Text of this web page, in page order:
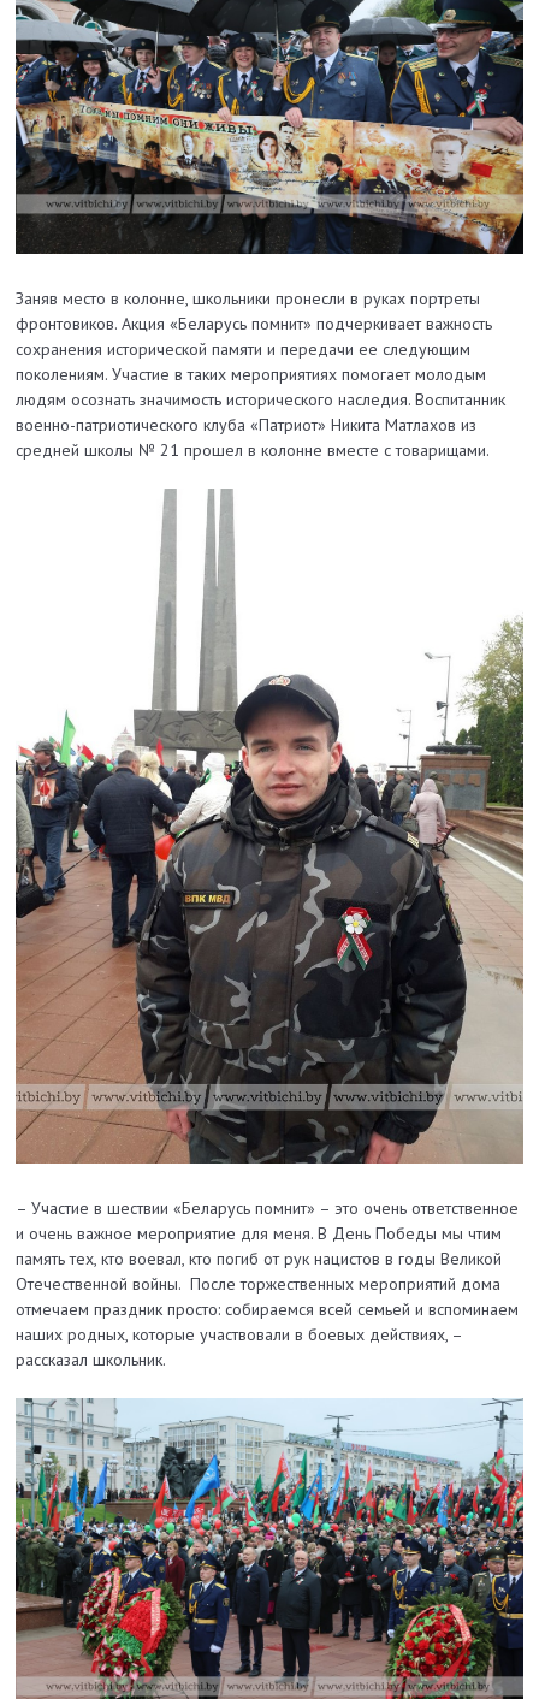
Заняв место в колонне, школьники пронесли в руках портреты
фронтовиков. Акция «Беларусь помнит» подчеркивает важность
сохранения исторической памяти и передачи ее следующим
поколениям. Участие в таких мероприятиях помогает молодым
людям осознать значимость исторического наследия. Воспитанник
военно-патриотического клуба «Патриот» Никита Матлахов из
средней школы № 21 прошел в колонне вместе с товарищами.
– Участие в шествии «Беларусь помнит» – это очень ответственное
и очень важное мероприятие для меня. В День Победы мы чтим
память тех, кто воевал, кто погиб от рук нацистов в годы Великой
Отечественной войны. После торжественных мероприятий дома
отмечаем праздник просто: собираемся всей семьей и вспоминаем
наших родных, которые участвовали в боевых действиях, –
рассказал школьник.